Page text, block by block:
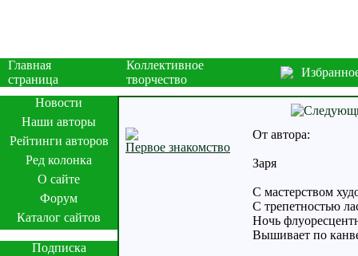
Главная
страница
Коллективное
творчество
Новости
Наши авторы
Рейтинги авторов
Ред колонка
О сайте
Форум
Каталог сайтов
Подписка
Первое знакомство
От автора:
Заря
С мастерством
С трепетностью
Ночь
Вышивает по